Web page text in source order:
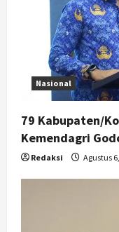
Nasional
79 Kabupaten/
Kemendagri
Redaksi Agustus